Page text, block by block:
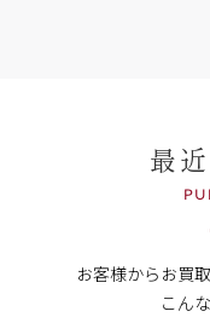
最
お客様からお買
こん